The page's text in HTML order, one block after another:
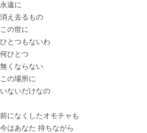
永遠に
消え去るもの
この世に
ひとつもないわ
何ひとつ
無くならない
この場所に
いないだけなの
前になくしたオモチャも
今はあなた 待ちながら